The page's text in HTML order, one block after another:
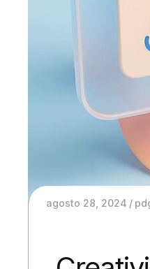
agosto 28, 2024